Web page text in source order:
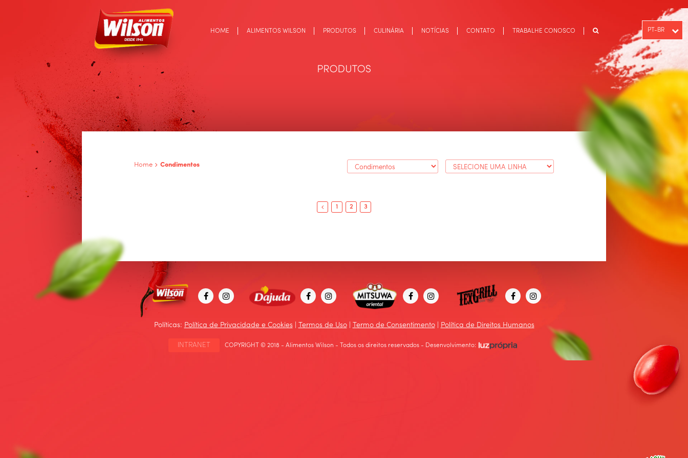
HOME ALIMENTOS WILSON PRODUTOS CULINÁRIA NOTÍCIAS CONTATO TRABALHE CONOSCO PT-BR
ENGLISH
ESPAÑOL
Home Condimentos
1 2 3
Políticas: Política de Privacidade e Cookies| Termos de Uso| Termo de Consentimento| Política de Direitos Humanos
INTRANET COPYRIGHT © 2018 - Alimentos Wilson - Todos os direitos reservados - Desenvolvimento: